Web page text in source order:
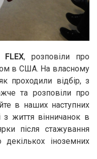
FLEX, розповіли про
в США. На власному
проходили відбір, з
та розповіли про
в наших наступних
з життя вінничанок в
після стажування
іноземних